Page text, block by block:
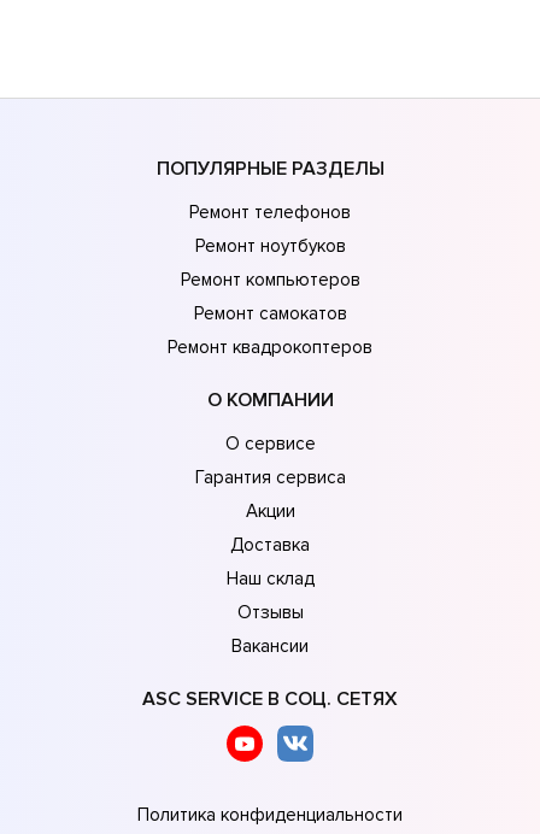
ПОПУЛЯРНЫЕ РАЗДЕЛЫ
Ремонт телефонов
Ремонт ноутбуков
Ремонт компьютеров
Ремонт самокатов
Ремонт квадрокоптеров
О КОМПАНИИ
О сервисе
Гарантия сервиса
Акции
Доставка
Наш склад
Отзывы
Вакансии
ASC SERVICE В СОЦ. СЕТЯХ
Политика конфиденциальности